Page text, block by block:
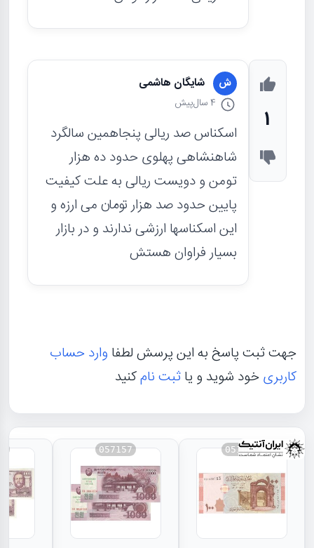
1
ش شایگان هاشمی
4 سال پیش
اسکناس صد ریالی پنجاهمین سالگرد
شاهنشاهی پهلوی حدود ده هزار
تومن و دویست ریالی به علت کیفیت
پایین حدود صد هزار تومان می ارزه و
این اسکناسها ارزشی ندارند و در بازار
بسیار فراوان هستش
جهت ثبت پاسخ به این پرسش لطفا وارد حساب
کاربریخود شوید و یاثبت نامکنید
051005
057157